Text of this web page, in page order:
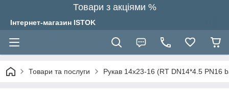
Товари з акціями %
Інтернет-магазин ISTOK
Товари та послуги Рукав 14х23-16 (RT DN14*4.5 PN16